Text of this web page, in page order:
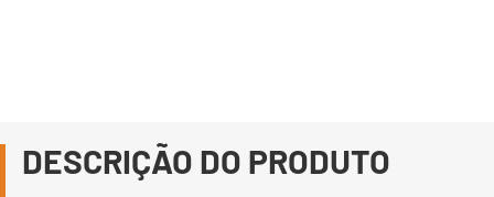
DESCRIÇÃO DO PRODUTO